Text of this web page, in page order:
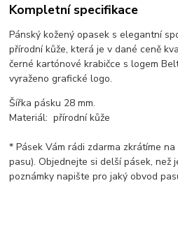
Kompletní specifikace
Pánský kožený opasek s elegantní
přírodní kůže, která je v dané ceně
černé kartónové krabičce s logem
vyraženo grafické logo.
Šířka pásku 28 mm.
Materiál: přírodní kůže
* Pásek Vám rádi zdarma zkrátíme
pasu). Objednejte si delší pásek, než
poznámky napište pro jaký obvod